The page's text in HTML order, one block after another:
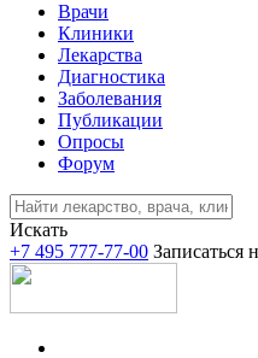
Врачи
Клиники
Лекарства
Диагностика
Заболевания
Публикации
Опросы
Форум
Искать
+7 495 777-77-00 Записаться